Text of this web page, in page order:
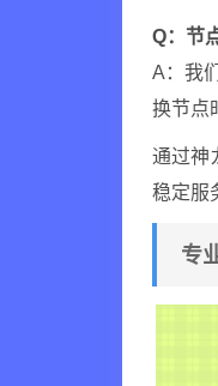
Q：节
A：我
换节点
通过神
稳定服
专